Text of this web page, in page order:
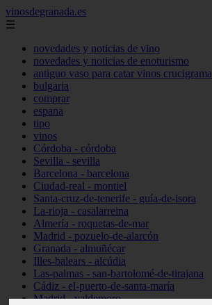
vinosdegranada.es
☰
novedades y noticias de vino
novedades y noticias de enoturismo
antiguo vaso para catar vinos crucigrama
bulgaria
comprar
espana
tipo
vinos
Córdoba - córdoba
Sevilla - sevilla
Barcelona - barcelona
Ciudad-real - montiel
Santa-cruz-de-tenerife - guía-de-isora
La-rioja - casalarreina
Almería - roquetas-de-mar
Madrid - pozuelo-de-alarcón
Granada - almuñécar
Illes-balears - alcúdia
Las-palmas - san-bartolomé-de-tirajana
Cádiz - el-puerto-de-santa-maría
Madrid - valdemoro